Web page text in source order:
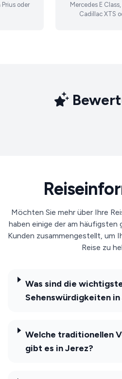
oder
Mercedes E
Cadillac XTS
Möchten Sie mehr über Ihre
haben einige der am häufigsten
Kunden zusammengestellt, um
Reise zu
Was sind die
Sehenswürdigkeiten in
Welche traditionellen
gibt es in Jerez?